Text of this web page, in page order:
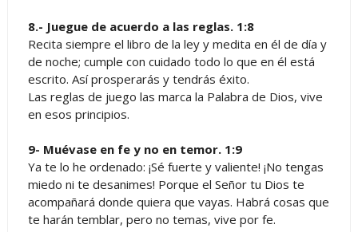
8.- Juegue de acuerdo a las reglas. 1:8
Recita siempre el libro de la ley y medita en él de día y
de noche; cumple con cuidado todo lo que en él está
escrito. Así prosperarás y tendrás éxito.
Las reglas de juego las marca la Palabra de Dios, vive
en esos principios.
9- Muévase en fe y no en temor. 1:9
Ya te lo he ordenado: ¡Sé fuerte y valiente! ¡No tengas
miedo ni te desanimes! Porque el Señor tu Dios te
acompañará donde quiera que vayas. Habrá cosas que
te harán temblar, pero no temas, vive por fe.